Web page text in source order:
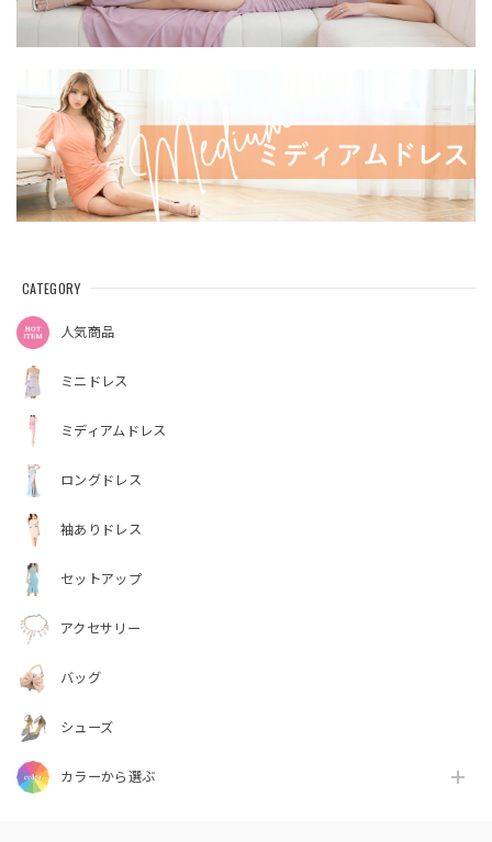
CATEGORY
人気商品
ミニドレス
ミディアムドレス
ロングドレス
袖ありドレス
セットアップ
アクセサリー
バッグ
シューズ
カラーから選ぶ